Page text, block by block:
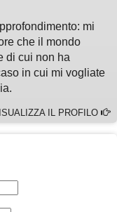
mi
che il mondo
di cui non ha
in cui mi vogliate
IL PROFILO